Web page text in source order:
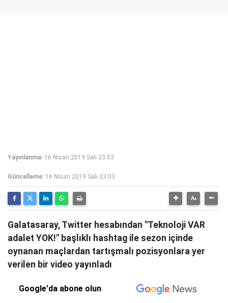
Yayınlanma: 16 Nisan 2019 Salı 23:03
Güncelleme: 16 Nisan 2019 Salı 23:03
Galatasaray, Twitter hesabından "Teknoloji VAR
adalet YOK!" başlıklı hashtag ile sezon içinde
oynanan maçlardan tartışmalı pozisyonlara yer
verilen bir video yayınladı
Google'da abone olun